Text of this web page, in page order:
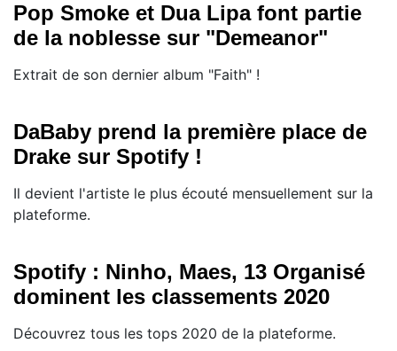
Pop Smoke et Dua Lipa font partie
de la noblesse sur "Demeanor"
Extrait de son dernier album "Faith" !
DaBaby prend la première place de
Drake sur Spotify !
Il devient l'artiste le plus écouté mensuellement sur la
plateforme.
Spotify : Ninho, Maes, 13 Organisé
dominent les classements 2020
Découvrez tous les tops 2020 de la plateforme.